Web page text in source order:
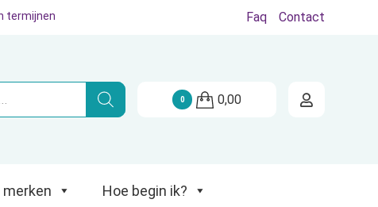
Hoe begin ik?
termijnen Faq Contact
0 0,00
merken Hoe begin ik?